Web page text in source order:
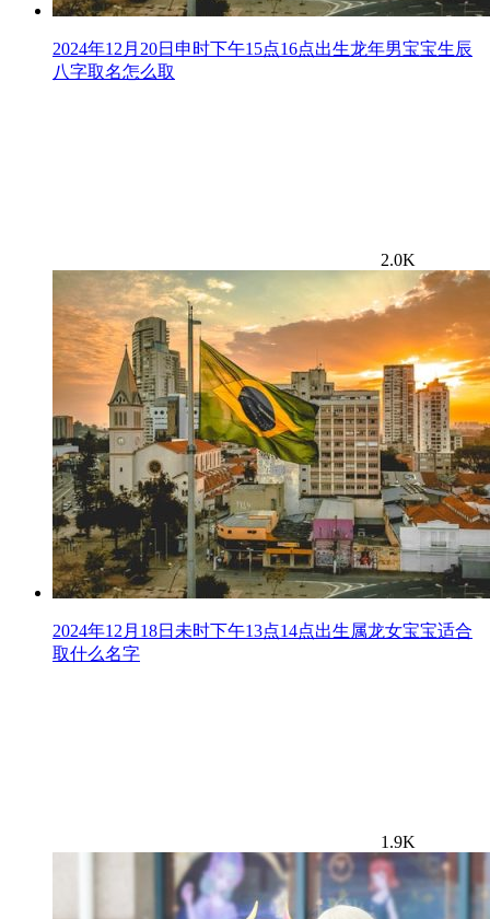
2024年12月20日申时下午15点16点出生龙年男宝宝生辰
八字取名怎么取
2.0K
2024年12月18日未时下午13点14点出生属龙女宝宝适合
取什么名字
1.9K